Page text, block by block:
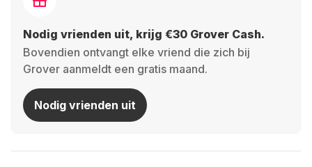
Nodig vrienden uit, krijg €30 Grover Cash.
Bovendien ontvangt elke vriend die zich bij
Grover aanmeldt een gratis maand.
Nodig vrienden uit